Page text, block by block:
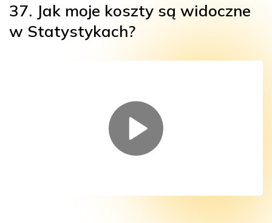
37. Jak moje koszty są widoczne
w Statystykach?